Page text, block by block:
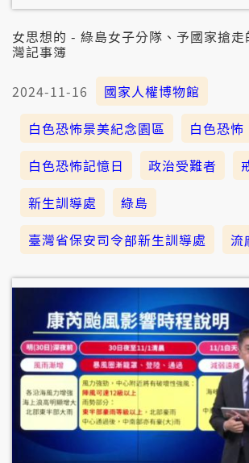
女思想的 - 綠島女子分隊、予國家搶
灣記事簿
2024-11-16
國家人權博物館
白色恐怖景美紀念園區
白色恐怖
白色恐怖記憶日
政治受難者
新生訓導處
綠島
臺灣省保安司令部新生訓導處
流